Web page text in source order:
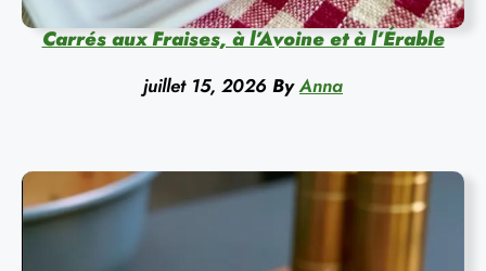
Carrés aux Fraises, à l’Avoine et à l’Érable
juillet 15, 2026 By Anna